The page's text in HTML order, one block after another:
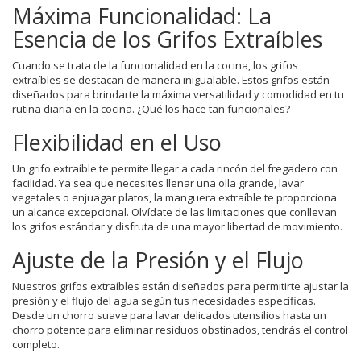
Máxima Funcionalidad: La
Esencia de los Grifos Extraíbles
Cuando se trata de la funcionalidad en la cocina, los grifos
extraíbles se destacan de manera inigualable. Estos grifos están
diseñados para brindarte la máxima versatilidad y comodidad en tu
rutina diaria en la cocina. ¿Qué los hace tan funcionales?
Flexibilidad en el Uso
Un grifo extraíble te permite llegar a cada rincón del fregadero con
facilidad. Ya sea que necesites llenar una olla grande, lavar
vegetales o enjuagar platos, la manguera extraíble te proporciona
un alcance excepcional. Olvídate de las limitaciones que conllevan
los grifos estándar y disfruta de una mayor libertad de movimiento.
Ajuste de la Presión y el Flujo
Nuestros grifos extraíbles están diseñados para permitirte ajustar la
presión y el flujo del agua según tus necesidades específicas.
Desde un chorro suave para lavar delicados utensilios hasta un
chorro potente para eliminar residuos obstinados, tendrás el control
completo.